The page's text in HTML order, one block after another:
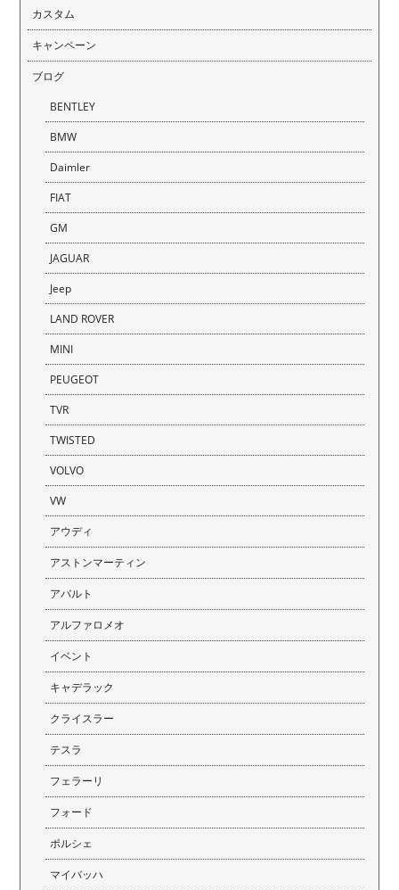
カスタム
キャンペーン
ブログ
BENTLEY
BMW
Daimler
FIAT
GM
JAGUAR
Jeep
LAND ROVER
MINI
PEUGEOT
TVR
TWISTED
VOLVO
VW
アウディ
アストンマーティン
アバルト
アルファロメオ
イベント
キャデラック
クライスラー
テスラ
フェラーリ
フォード
ポルシェ
マイバッハ